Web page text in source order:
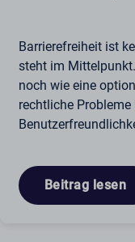
Barrierefreiheit ist
steht im
noch wie eine
rechtliche
Beitrag lesen